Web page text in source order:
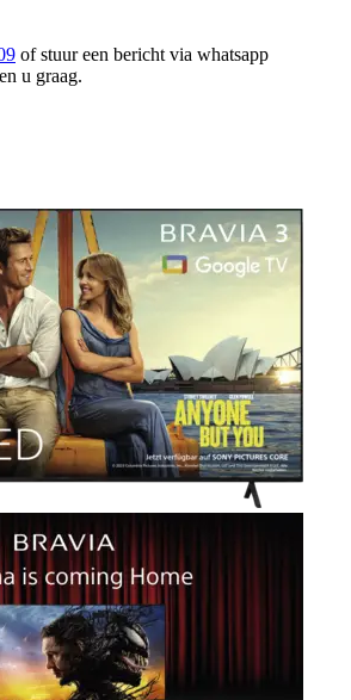
of stuur een bericht via whatsapp
u graag.